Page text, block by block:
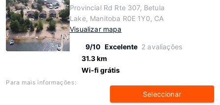
Provincial Rd Rte 307, Betula
Lake, Manitoba R0E 1Y0, CA
Visualizar mapa
9/10 Excelente 2 avaliações
31.3 km
Wi-fi grátis
Para mais informações:
Seleccionar